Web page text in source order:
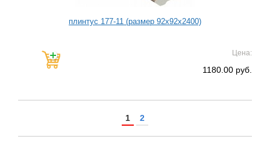
плинтус 177-11 (размер 92х92х2400)
Цена:
1180.00 руб.
1 2